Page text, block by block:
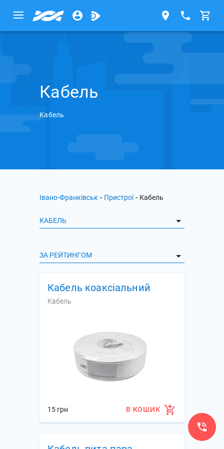
Кабель
Кабель
Івано-Франківськ - Пристрої - Кабель
КАБЕЛЬ
ЗА РЕЙТИНГОМ
Кабель коаксіальний
Кабель
15 грн В КОШИК